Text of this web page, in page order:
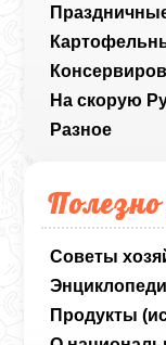
На скорую
Разное
Советы
Продукты